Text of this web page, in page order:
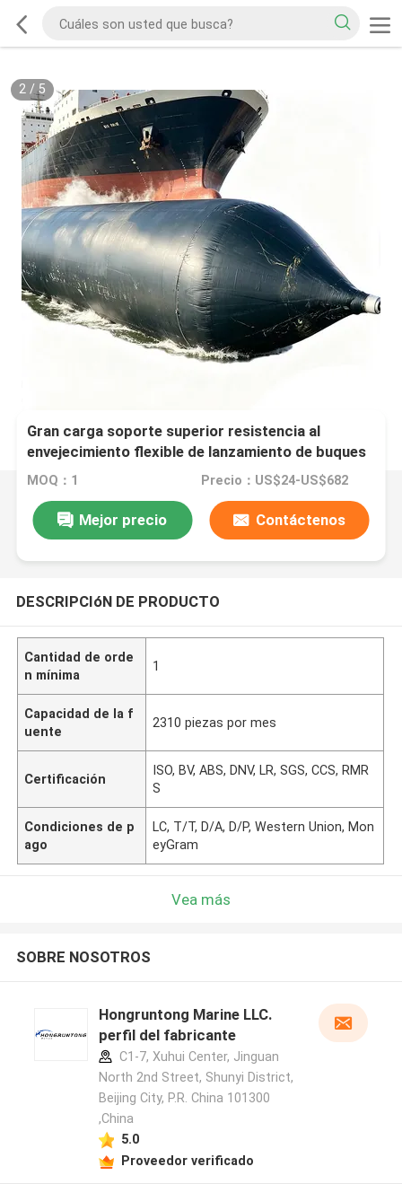
2/5
Gran carga soporte superior resistencia al
envejecimiento flexible de lanzamiento de buques
hinchable globo de aire marine airbag
MOQ：1 Precio：US$24-US$682
Mejor precio Contáctenos
DESCRIPCIóN DE PRODUCTO
Cantidad de orde
n mínima
1
Capacidad de la f
uente
2310 piezas por mes
Certificación
ISO, BV, ABS, DNV, LR, SGS, CCS, RMR
S
Condiciones de p
ago
LC, T/T, D/A, D/P, Western Union, Mon
eyGram
Vea más
SOBRE NOSOTROS
Hongruntong Marine LLC.
perfil del fabricante
C1-7, Xuhui Center, Jinguan
North 2nd Street, Shunyi District,
Beijing City, P.R. China 101300
,China
5.0
Proveedor verificado